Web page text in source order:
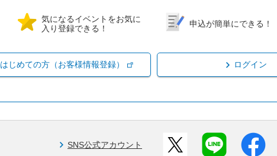
気になるイベントをお気に
入り登録できる！
申込が簡単にできる！
はじめての方（お客様情報登録） ログイン
SNS公式アカウント